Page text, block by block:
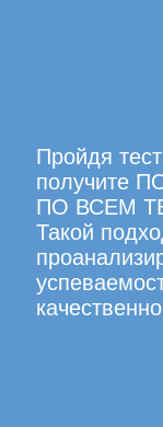
Пройдя
получите
ПО ВСЕМ
Такой